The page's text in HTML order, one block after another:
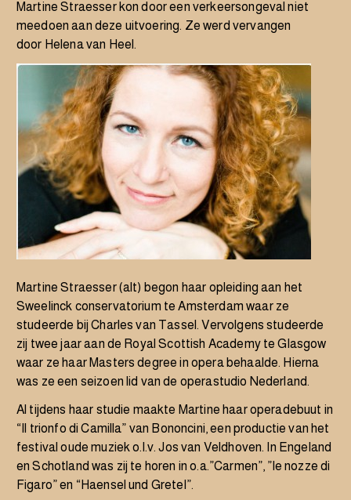
Martine Straesser kon door een verkeersongeval niet
meedoen aan deze uitvoering. Ze werd vervangen
door Helena van Heel.
Martine Straesser(alt) begon haar opleiding aan het
Sweelinck conservatorium te Amsterdam waar ze
studeerde bij Charles van Tassel. Vervolgens studeerde
zij twee jaar aan de Royal Scottish Academy te Glasgow
waar ze haar Masters degree in opera behaalde. Hierna
was ze een seizoen lid van de operastudio Nederland.
Al tijdens haar studie maakte Martine haar operadebuut in
“Il trionfo di Camilla” van Bononcini, een productie van het
festival oude muziek o.l.v. Jos van Veldhoven. In Engeland
en Schotland was zij te horen in o.a.”Carmen”, ”le nozze di
Figaro” en “Haensel und Gretel”.